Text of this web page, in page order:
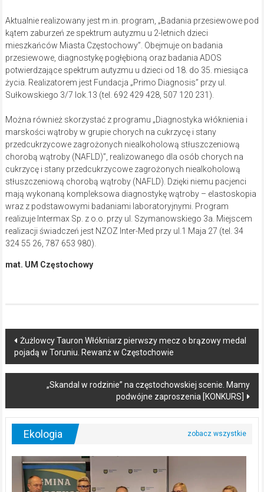
Aktualnie realizowany jest m.in. program, „Badania przesiewowe pod
kątem zaburzeń ze spektrum autyzmu u 2-letnich dzieci
mieszkańców Miasta Częstochowy”. Obejmuje on badania
przesiewowe, diagnostykę pogłębioną oraz badania ADOS
potwierdzające spektrum autyzmu u dzieci od 18. do 35. miesiąca
życia. Realizatorem jest Fundacja „Primo Diagnosis” przy ul.
Sułkowskiego 3/7 lok.13 (tel. 692 429 428, 507 120 231).
Można również skorzystać z programu „Diagnostyka włóknienia i
marskości wątroby w grupie chorych na cukrzycę i stany
przedcukrzycowe zagrożonych niealkoholową stłuszczeniową
chorobą wątroby (NAFLD)”, realizowanego dla osób chorych na
cukrzycę i stany przedcukrzycowe zagrożonych niealkoholową
stłuszczeniową chorobą wątroby (NAFLD). Dzięki niemu pacjenci
mają wykonaną kompleksowa diagnostykę wątroby – elastoskopia
wraz z podstawowymi badaniami laboratoryjnymi. Program
realizuje Intermax Sp. z o.o. przy ul. Szymanowskiego 3a. Miejscem
realizacji świadczeń jest NZOZ Inter-Med przy ul.1 Maja 27 (tel. 34
324 55 26, 787 653 980).
mat. UM Częstochowy
Post
navigation
Żużlowcy Tauron Włókniarz pierwszy mecz o brązowy medal
pojadą w Toruniu. Rewanż w Częstochowie
„Skandal w rodzinie” na częstochowskiej scenie. Mamy
podwójne zaproszenia [KONKURS]
Ekologia